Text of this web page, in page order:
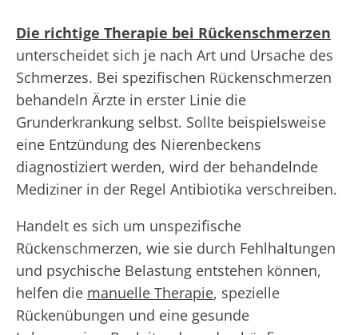
Die richtige Therapie bei Rückenschmerzen
unterscheidet sich je nach Art und Ursache des
Schmerzes. Bei spezifischen Rückenschmerzen
behandeln Ärzte in erster Linie die
Grunderkrankung selbst. Sollte beispielsweise
eine Entzündung des Nierenbeckens
diagnostiziert werden, wird der behandelnde
Mediziner in der Regel Antibiotika verschreiben.
Handelt es sich um unspezifische
Rückenschmerzen, wie sie durch Fehlhaltungen
und psychische Belastung entstehen können,
helfen die manuelle Therapie, spezielle
Rückenübungen und eine gesunde